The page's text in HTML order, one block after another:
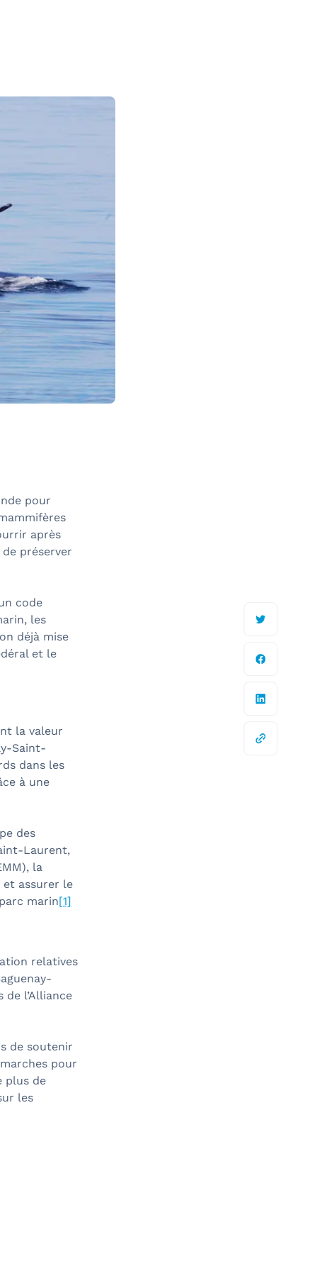
pour
après
préserver
code
les
déjà mise
et le
la valeur
Saint-
dans les
à une
des
Laurent,
la
et assurer le
marin[1]
relatives
l’Alliance
de soutenir
pour
plus de
les